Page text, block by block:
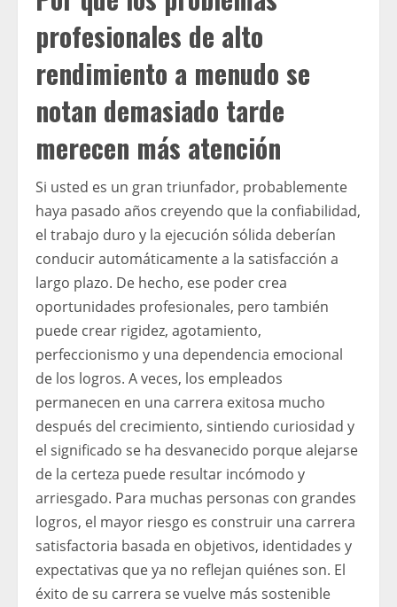
profesionales de alto
rendimiento a menudo se
notan demasiado tarde
merecen más atención
Si usted es un gran triunfador, probablemente
haya pasado años creyendo que la confiabilidad,
el trabajo duro y la ejecución sólida deberían
conducir automáticamente a la satisfacción a
largo plazo. De hecho, ese poder crea
oportunidades profesionales, pero también
puede crear rigidez, agotamiento,
perfeccionismo y una dependencia emocional
de los logros. A veces, los empleados
permanecen en una carrera exitosa mucho
después del crecimiento, sintiendo curiosidad y
el significado se ha desvanecido porque alejarse
de la certeza puede resultar incómodo y
arriesgado. Para muchas personas con grandes
logros, el mayor riesgo es construir una carrera
satisfactoria basada en objetivos, identidades y
expectativas que ya no reflejan quiénes son. El
éxito de su carrera se vuelve más sostenible